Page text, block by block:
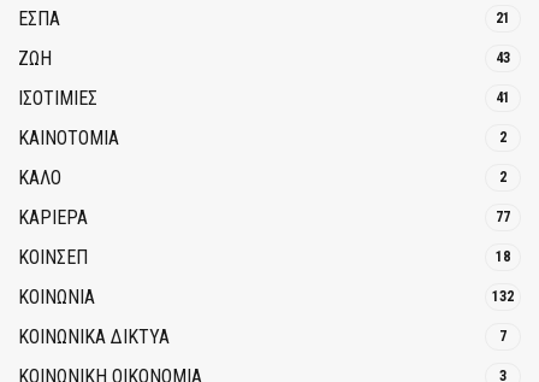
ΕΣΠΑ 21
ΖΩΗ 43
ΙΣΟΤΙΜΙΕΣ 41
ΚΑΙΝΟΤΟΜΊΑ 2
ΚΑΛΟ 2
ΚΑΡΙΕΡΑ 77
ΚΟΙΝΣΕΠ 18
ΚΟΙΝΩΝΙΑ 132
ΚΟΙΝΩΝΙΚΆ ΔΊΚΤΥΑ 7
ΚΟΙΝΩΝΙΚΉ ΟΙΚΟΝΟΜΊΑ 3